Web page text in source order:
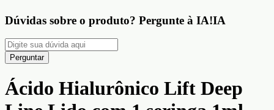
Dúvidas sobre o produto? Pergunte à IA!IA
Perguntar
Ácido Hialurônico Lift Deep